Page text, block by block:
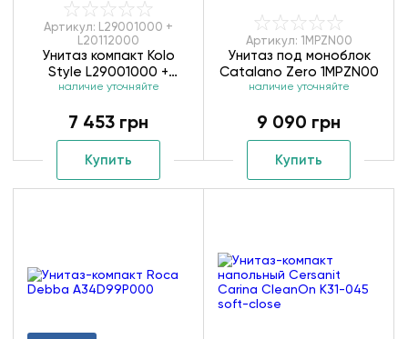
Артикул: L29001000 +
L20112000
Унитаз компакт Kolo
Style L29001000 +
L20112000
наличие уточняйте
7 453 грн
Купить
Артикул: 1MPZN00
Унитаз под моноблок
Catalano Zero 1MPZN00
наличие уточняйте
9 090 грн
Купить